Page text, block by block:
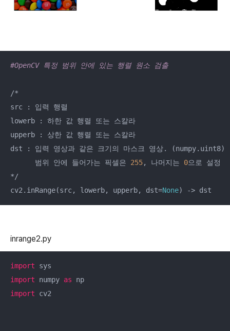
#OpenCV 특정 범위 안에 있는 행렬 원소 검출
/*
src : 입력 행렬
lowerb : 하한 값 행렬 또는 스칼라
upperb : 상한 값 행렬 또는 스칼라
dst : 입력 영상과 같은 크기의 마스크 영상. (numpy.uint8)
      범위 안에 들어가는 픽셀은
255, 나머지는 0으로 설정
*/
cv2.inRange(src, lowerb, upperb, dst=None) -> dst
inrange2.py
import
import numpy as
import cv2